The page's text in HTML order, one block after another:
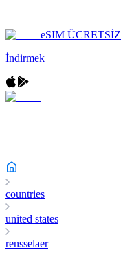
eSIM ÜCRETSİZ
İndirmek
countries
united states
rensselaer